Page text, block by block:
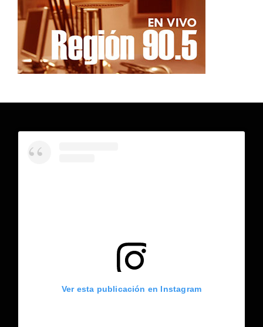
Ver esta publicación en Instagram